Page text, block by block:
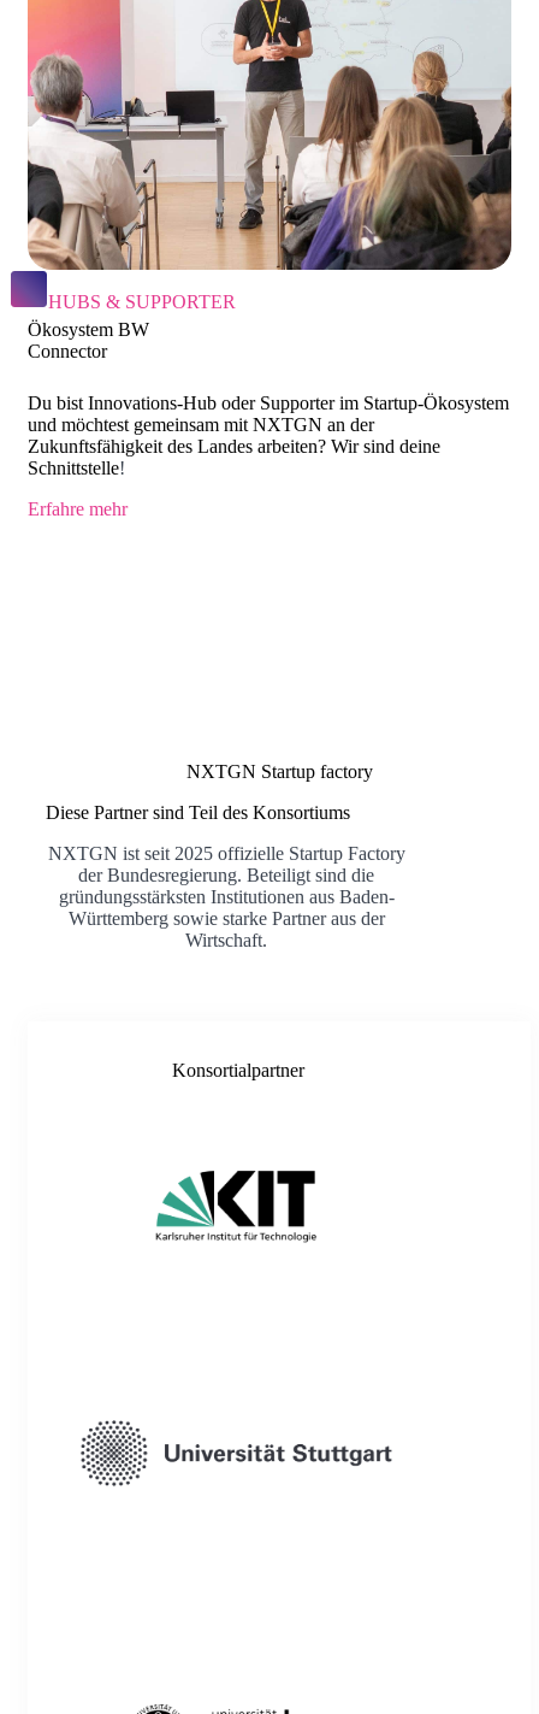
HUBS & SUPPORTER
Ökosystem BW
Connector
Du bist Innovations-Hub oder Supporter im Startup-Ökosystem
und möchtest gemeinsam mit NXTGN an der
Zukunftsfähigkeit des Landes arbeiten? Wir sind deine
Schnittstelle!
Erfahre mehr
NXTGN Startup factory
Diese Partner sind Teil des Konsortiums
NXTGN ist seit 2025 offizielle Startup Factory
der Bundesregierung. Beteiligt sind die
gründungsstärksten Institutionen aus Baden-
Württemberg sowie starke Partner aus der
Wirtschaft.
Konsortialpartner